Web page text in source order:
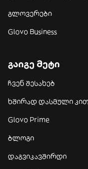
გლოვერები
Glovo Business
გაიგე მეტი
ჩვენ შესახებ
ხშირად დასმული
Glovo Prime
ბლოგი
დაგვიკავშირდი